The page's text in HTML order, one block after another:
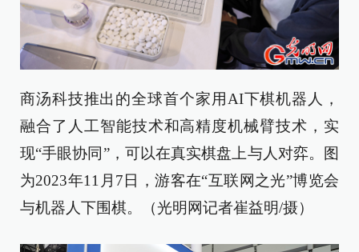
商汤科技推出的全球首个家用AI下棋机器人，
融合了人工智能技术和高精度机械臂技术，实
现“手眼协同”，可以在真实棋盘上与人对弈。图
为2023年11月7日，游客在“互联网之光”博览会
与机器人下围棋。（光明网记者崔益明/摄）